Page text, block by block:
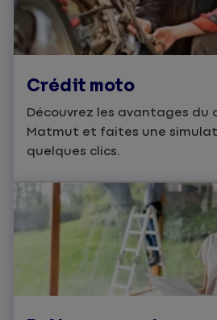
Crédit moto
Découvrez les avantages du
Matmut et faites une
quelques clics.